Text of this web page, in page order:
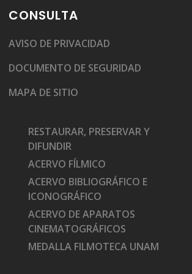
CONSULTA
AVISO DE PRIVACIDAD
DOCUMENTO DE SEGURIDAD
MAPA DE SITIO
RESTAURAR, PRESERVAR Y
DIFUNDIR
ACERVO FÍLMICO
ACERVO BIBLIOGRÁFICO E
ICONOGRÁFICO
ACERVO DE APARATOS
CINEMATOGRÁFICOS
MEDALLA FILMOTECA UNAM